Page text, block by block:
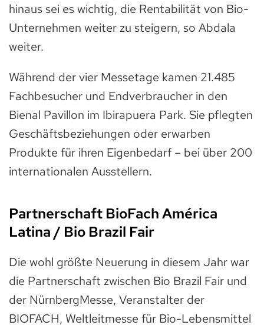
hinaus sei es wichtig, die Rentabilität von Bio-
Unternehmen weiter zu steigern, so Abdala
weiter.
Während der vier Messetage kamen 21.485
Fachbesucher und Endverbraucher in den
Bienal Pavillon im Ibirapuera Park. Sie pflegten
Geschäftsbeziehungen oder erwarben
Produkte für ihren Eigenbedarf – bei über 200
internationalen Ausstellern.
Partnerschaft BioFach América
Latina / Bio Brazil Fair
Die wohl größte Neuerung in diesem Jahr war
die Partnerschaft zwischen Bio Brazil Fair und
der NürnbergMesse, Veranstalter der
BIOFACH, Weltleitmesse für Bio-Lebensmittel